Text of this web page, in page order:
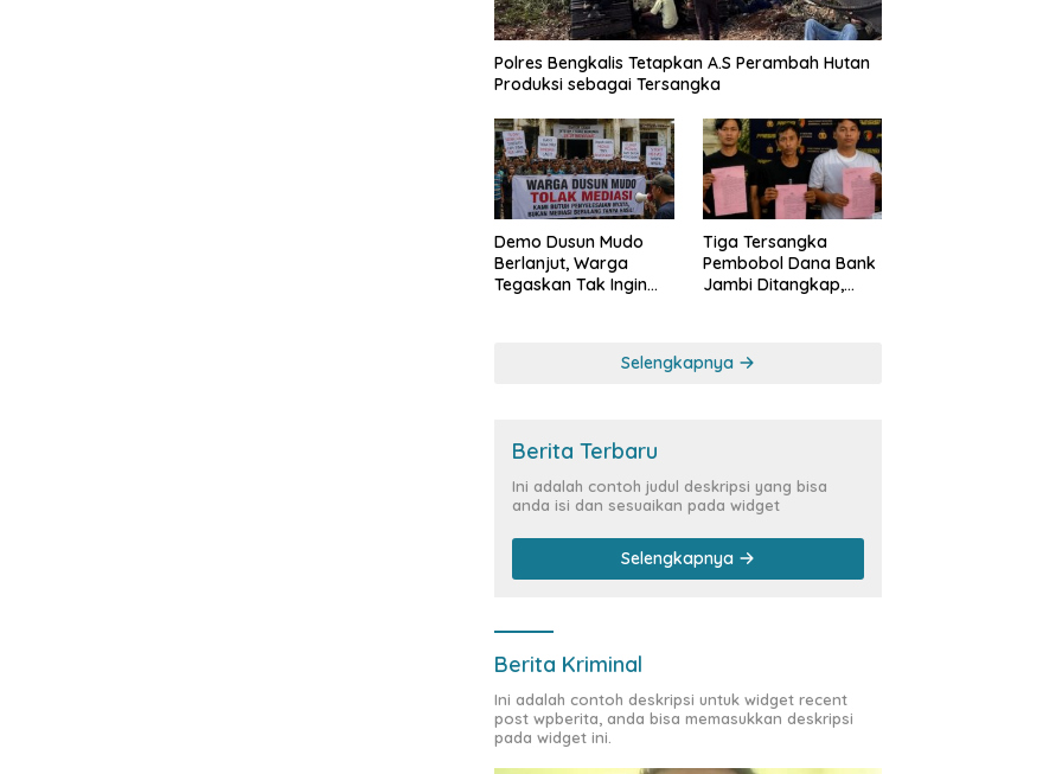
Polres Bengkalis Tetapkan A.S Perambah Hutan
Produksi sebagai Tersangka
Demo Dusun Mudo
Berlanjut, Warga
Tegaskan Tak Ingin
Tiga Tersangka
Pembobol Dana Bank
Jambi Ditangkap,
Miliar
Selengkapnya
Berita Terbaru
Ini adalah contoh judul deskripsi yang bisa
anda isi dan sesuaikan pada widget
Selengkapnya
Berita Kriminal
Ini adalah contoh deskripsi untuk widget recent
post wpberita, anda bisa memasukkan deskripsi
pada widget ini.